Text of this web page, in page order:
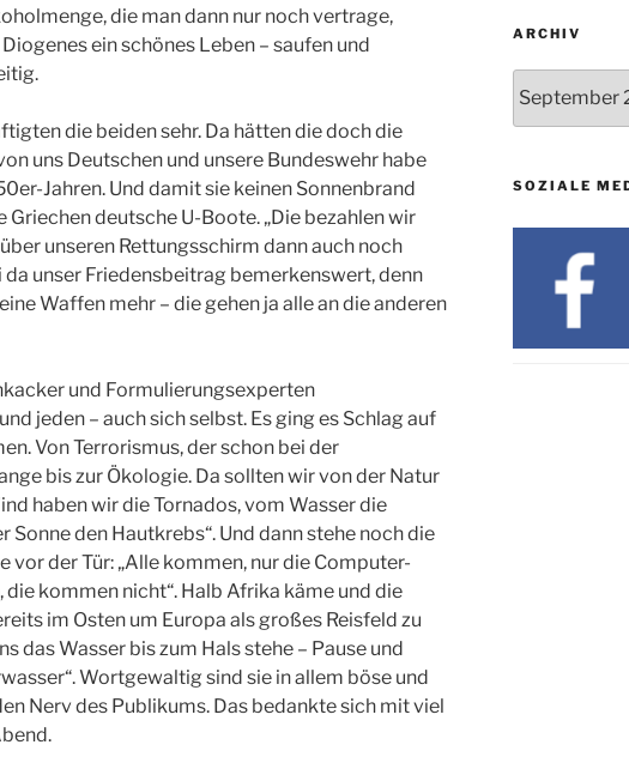
die man dann nur noch vertrage,
ein schönes Leben – saufen und
die beiden sehr. Da hätten die doch die
uns Deutschen und unsere Bundeswehr habe
Jahren. Und damit sie keinen Sonnenbrand
Griechen deutsche U-Boote. „Die bezahlen wir
unseren Rettungsschirm dann auch noch
da unser Friedensbeitrag bemerkenswert, denn
Waffen mehr – die gehen ja alle an die anderen
und Formulierungsexperten
jeden – auch sich selbst. Es ging es Schlag auf
Von Terrorismus, der schon bei der
bis zur Ökologie. Da sollten wir von der Natur
haben wir die Tornados, vom Wasser die
Sonne den Hautkrebs“. Und dann stehe noch die
vor der Tür: „Alle kommen, nur die Computer-
die kommen nicht“. Halb Afrika käme und die
im Osten um Europa als großes Reisfeld zu
das Wasser bis zum Hals stehe – Pause und
Wortgewaltig sind sie in allem böse und
Nerv des Publikums. Das bedankte sich mit viel
ARCHIV
SOZIALE